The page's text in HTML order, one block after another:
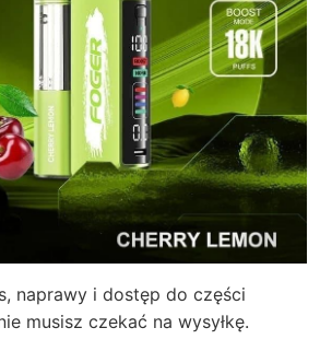
naprawy i dostęp do części
musisz czekać na wysyłkę.